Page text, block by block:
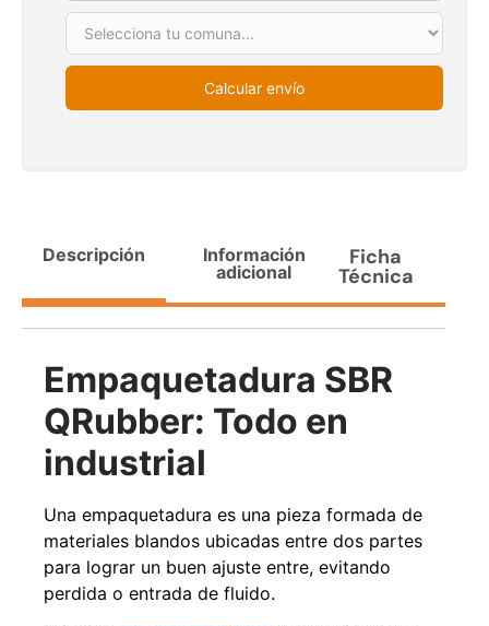
Calcular envío
Descripción
Información
adicional
Ficha
Técnica
Empaquetadura SBR
QRubber: Todo en
industrial
Una empaquetadura es una pieza formada de
materiales blandos ubicadas entre dos partes
para lograr un buen ajuste entre, evitando
perdida o entrada de fluido.
30%
de 2tn
$1.990.000
capacidad 1000kg
1.470.788
Leer más